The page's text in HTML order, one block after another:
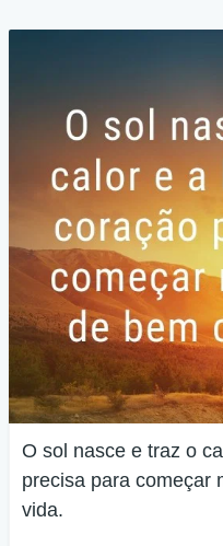
O sol nasce e traz o
precisa para começar
vida.